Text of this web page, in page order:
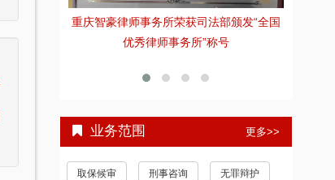
重庆智豪律师事务所荣获司法部颁发“全国
优秀律师事务所”称号
业务范围 更多>>
取保候审 刑事咨询 无罪辩护